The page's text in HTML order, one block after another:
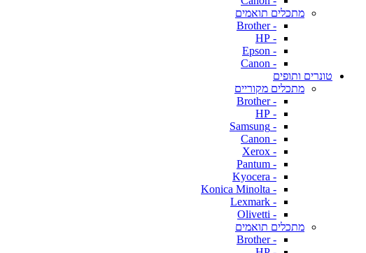
מתכלים תואמים
- Brother
- HP
- Epson
- Canon
טונרים ותופים
מתכלים מקוריים
- Brother
- HP
- Samsung
- Canon
- Xerox
- Pantum
- Kyocera
- Konica Minolta
- Lexmark
- Olivetti
מתכלים תואמים
- Brother